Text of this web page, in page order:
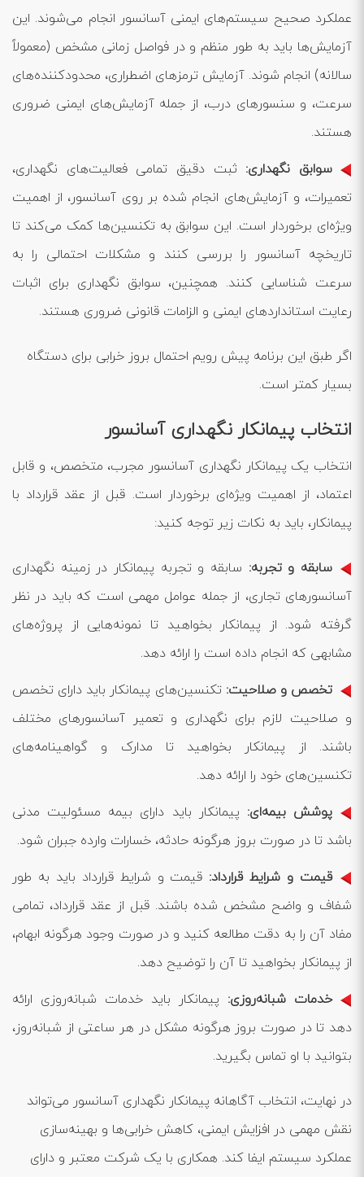
عملکرد صحیح سیستم‌های ایمنی آسانسور انجام می‌شوند. این
آزمایش‌ها باید به طور منظم و در فواصل زمانی مشخص (معمولاً
سالانه) انجام شوند. آزمایش ترمزهای اضطراری، محدودکننده‌های
سرعت، و سنسورهای درب، از جمله آزمایش‌های ایمنی ضروری
هستند.
سوابق نگهداری: ثبت دقیق تمامی فعالیت‌های نگهداری،
تعمیرات، و آزمایش‌های انجام شده بر روی آسانسور، از اهمیت
ویژه‌ای برخوردار است. این سوابق به تکنسین‌ها کمک می‌کند تا
تاریخچه آسانسور را بررسی کنند و مشکلات احتمالی را به
سرعت شناسایی کنند. همچنین، سوابق نگهداری برای اثبات
رعایت استانداردهای ایمنی و الزامات قانونی ضروری هستند.
اگر طبق این برنامه پیش رویم احتمال بروز خرابی برای دستگاه
بسیار کمتر است.
انتخاب پیمانکار نگهداری آسانسور
انتخاب یک پیمانکار نگهداری آسانسور مجرب، متخصص، و قابل
اعتماد، از اهمیت ویژه‌ای برخوردار است. قبل از عقد قرارداد با
پیمانکار، باید به نکات زیر توجه کنید:
سابقه و تجربه: سابقه و تجربه پیمانکار در زمینه نگهداری
آسانسورهای تجاری، از جمله عوامل مهمی است که باید در نظر
گرفته شود. از پیمانکار بخواهید تا نمونه‌هایی از پروژه‌های
مشابهی که انجام داده است را ارائه دهد.
تخصص و صلاحیت: تکنسین‌های پیمانکار باید دارای تخصص
و صلاحیت لازم برای نگهداری و تعمیر آسانسورهای مختلف
باشند. از پیمانکار بخواهید تا مدارک و گواهینامه‌های
تکنسین‌های خود را ارائه دهد.
پوشش بیمه‌ای: پیمانکار باید دارای بیمه مسئولیت مدنی
باشد تا در صورت بروز هرگونه حادثه، خسارات وارده جبران شود.
قیمت و شرایط قرارداد: قیمت و شرایط قرارداد باید به طور
شفاف و واضح مشخص شده باشند. قبل از عقد قرارداد، تمامی
مفاد آن را به دقت مطالعه کنید و در صورت وجود هرگونه ابهام،
از پیمانکار بخواهید تا آن را توضیح دهد.
خدمات شبانه‌روزی: پیمانکار باید خدمات شبانه‌روزی ارائه
دهد تا در صورت بروز هرگونه مشکل در هر ساعتی از شبانه‌روز،
بتوانید با او تماس بگیرید.
در نهایت، انتخاب آگاهانه پیمانکار نگهداری آسانسور می‌تواند
نقش مهمی در افزایش ایمنی، کاهش خرابی‌ها و بهینه‌سازی
عملکرد سیستم ایفا کند. همکاری با یک شرکت معتبر و دارای